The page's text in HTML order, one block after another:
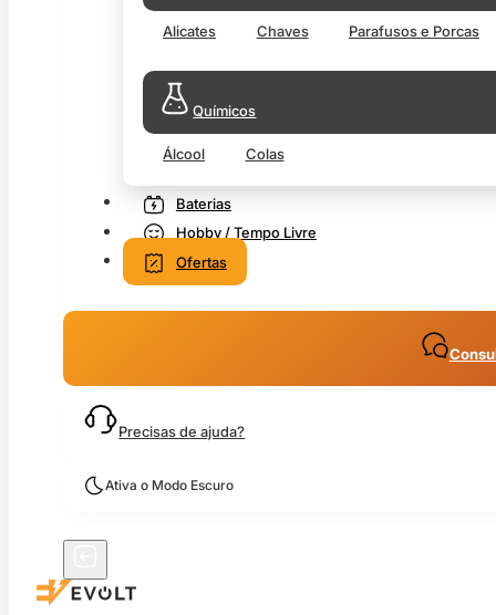
Alicates Chaves Parafusos e Porcas
Químicos
Álcool Colas
Baterias
Hobby / Tempo Livre
Ofertas
Precisas de ajuda?
Ativa o Modo Escuro